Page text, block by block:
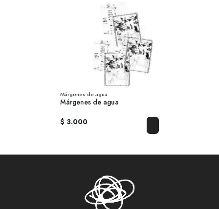
Márgenes de agua
Márgenes de agua
$ 3.000